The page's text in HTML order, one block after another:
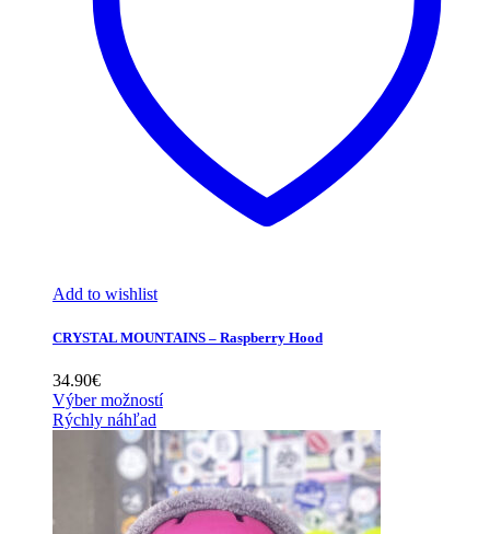
Add to wishlist
CRYSTAL MOUNTAINS – Raspberry Hood
34.90€
Výber možností
Rýchly náhľad